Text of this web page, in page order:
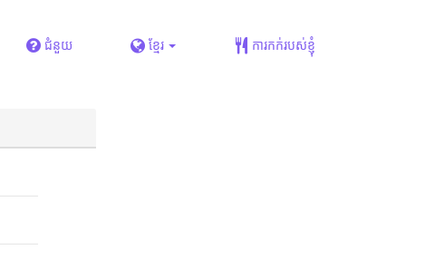
ជំនួយ ខ្មែរ ការកក់របស់ខ្ញុំ